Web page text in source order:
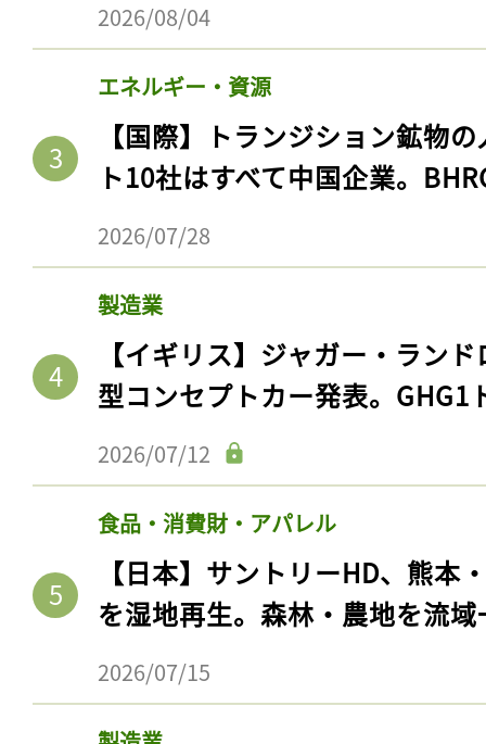
2026/08/04
エネルギー・資源
【国際】トランジション鉱物
ト10社はすべて中国企業。
2026/07/28
製造業
【イギリス】ジャガー・ラン
型コンセプトカー発表。GHG1
2026/07/12
食品・消費財・アパレル
【日本】サントリーHD、熊本
を湿地再生。森林・農地を流
2026/07/15